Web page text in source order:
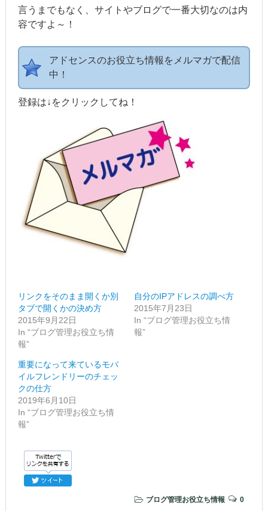
言うまでもなく、サイトやブログで一番大切なのは内
容ですよ～！
アドセンスのお役立ち情報をメルマガで配信
中！
登録は↓をクリックしてね！
リンクをそのまま開くか別
タブで開くかの決め方
2015年9月22日
In “ブログ管理お役立ち情
報”
自分のIPアドレスの調べ方
2015年7月23日
In “ブログ管理お役立ち情
報”
重要になって来ているモバ
イルフレンドリーのチェッ
クの仕方
2019年6月10日
In “ブログ管理お役立ち情
報”
ブログ管理お役立ち情報 0